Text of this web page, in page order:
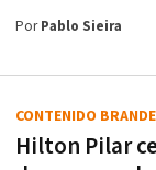
PorPablo Sieira
Hilton Pilar
CONTENIDO